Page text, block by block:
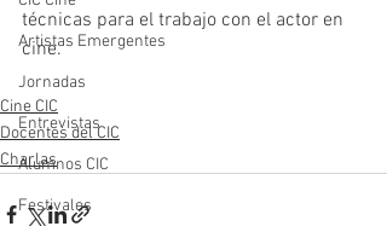
Artistas Emergentes
Jornadas
Entrevistas
Alumnos CIC
Festivales
técnicas para el trabajo con el actor en
cine.
Cine CIC
Docentes del CIC
Charlas